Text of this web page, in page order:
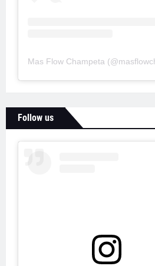
Mas Flow Champeta (@
Follow us